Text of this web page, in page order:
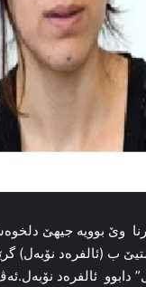
وێ بوویه‌ جیهێ